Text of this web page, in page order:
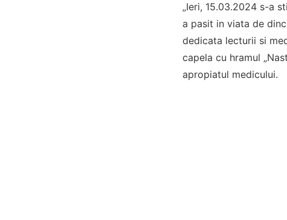
„Ieri, 15.03.2024 s-a
a pasit in viata de
dedicata lecturii si
capela cu hramul
apropiatul medicului.